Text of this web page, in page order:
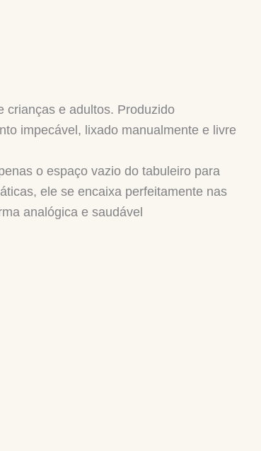
crianças e adultos. Produzido
impecável, lixado manualmente e livre
o espaço vazio do tabuleiro para
ele se encaixa perfeitamente nas
analógica e saudável